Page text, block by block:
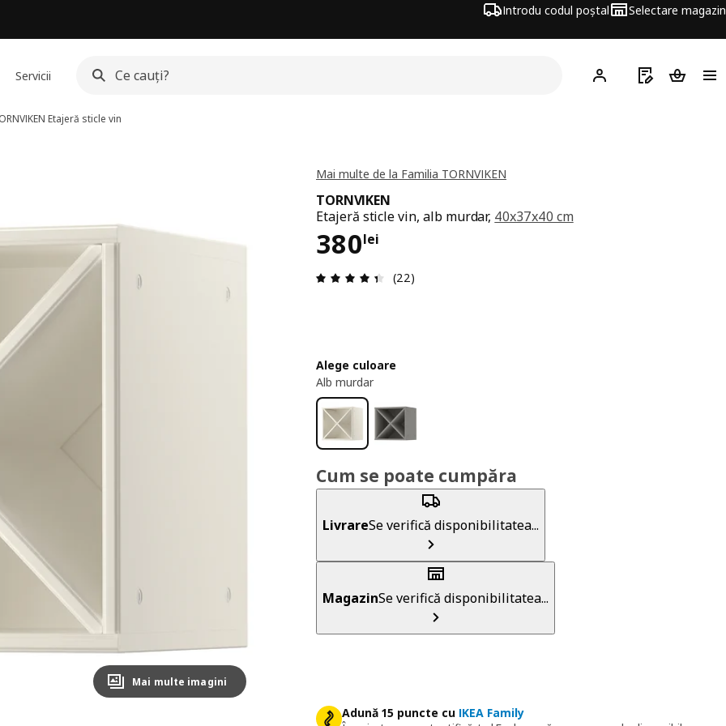
Introdu codul poștal Selectare magazin
Servicii Hej! Autentifică-te
Listă deCoșul de
Etajeră sticle vin
Mai multe imagini
Mai multe de la Familia TORNVIKEN
TORNVIKEN
Etajeră sticle vin, alb murdar, 40x37x40 cm
380lei
Preț 380lei
Prezentare generală: 4.4 din 5 stele Total recenzii: 22
(22)
Alege culoare
Alb murdar
Cum se poate cumpăra
LivrareSe verifică disponibilitatea...
MagazinSe verifică disponibilitatea...
Adună 15 puncte cu IKEA Family